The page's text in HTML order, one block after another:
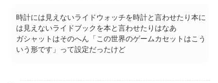
時計には見えないライドウォッチを時計と言わせたり本に
は見えないライドブックを本と言わせたりはなあ
ガシャットはそのへん「この世界のゲームカセットはこう
いう形です」って設定だったけど